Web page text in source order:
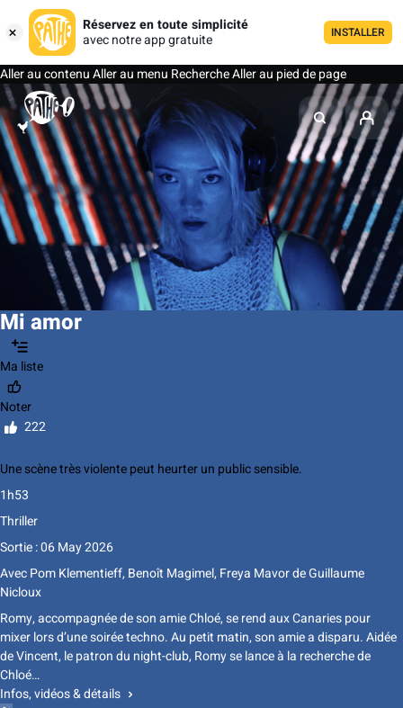
Réservez en toute simplicité
avec notre app gratuite
INSTALLER
Aller au contenuAller au menu RechercheAller au pied de page
Mi amor
Ma liste
Noter
222
Une scène très violente peut heurter un public sensible.
1h53
Thriller
Sortie : 06 May 2026
AvecPom Klementieff, Benoît Magimel, Freya MavordeGuillaume
Nicloux
Romy, accompagnée de son amie Chloé, se rend aux Canaries pour
mixer lors d’une soirée techno. Au petit matin, son amie a disparu. Aidée
de Vincent, le patron du night-club, Romy se lance à la recherche de
Chloé…
Infos, vidéos & détails